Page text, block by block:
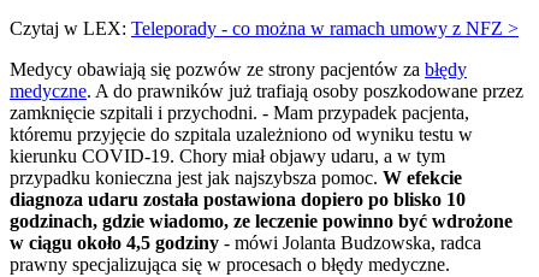
Czytaj w LEX: Teleporady - co można w ramach umowy z NFZ >
Medycy obawiają się pozwów ze strony pacjentów za błędy
medyczne. A do prawników już trafiają osoby poszkodowane przez
zamknięcie szpitali i przychodni. - Mam przypadek pacjenta,
któremu przyjęcie do szpitala uzależniono od wyniku testu w
kierunku COVID-19. Chory miał objawy udaru, a w tym
przypadku konieczna jest jak najszybsza pomoc. W efekcie
diagnoza udaru została postawiona dopiero po blisko 10
godzinach, gdzie wiadomo, ze leczenie powinno być wdrożone
w ciągu około 4,5 godziny - mówi Jolanta Budzowska, radca
prawny specjalizująca się w procesach o błędy medyczne.